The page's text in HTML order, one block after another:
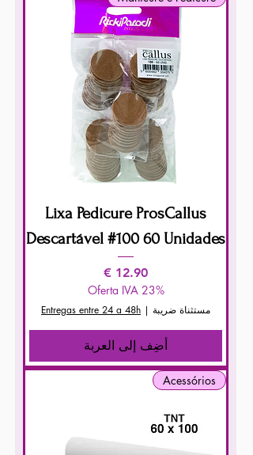
Lixa Pedicure ProsCallus
Descartável #100 60 Unidades
السعر
Oferta IVA 23%
مستثناة ضريبة |
Entregas entre 24 a 48h
أضِف إلى العربة
Acessórios